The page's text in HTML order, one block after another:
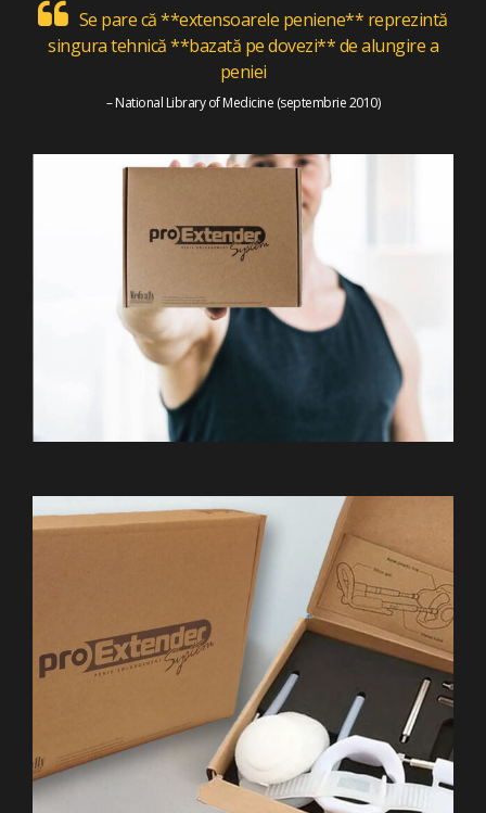
Se pare că **extensoarele peniene** reprezintă
singura tehnică **bazată pe dovezi** de alungire a
peniei
– National Library of Medicine (septembrie 2010)